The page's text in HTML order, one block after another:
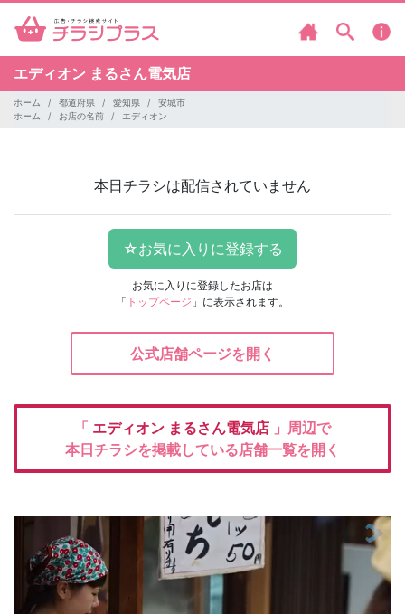
エディオン まるさん電気店
ホーム 都道府県 愛知県
安城市
ホーム
お店の名前 エディオン
本日チラシは配信されていません
お気に入りに登録したお店は
「 トップページ 」に表示されます。
公式店舗ページを開く
「 エディオン まるさん電気店 」周辺で
本日チラシを掲載している店舗一覧を開く